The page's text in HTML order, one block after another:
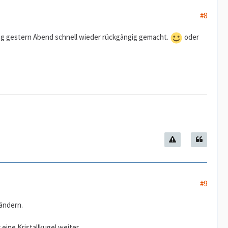
#8
gestern Abend schnell wieder rückgängig gemacht. oder
#9